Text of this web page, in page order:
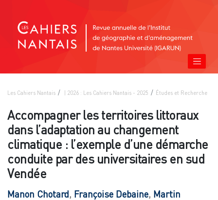
Les Cahiers Nantais | 2026 : Les Cahiers Nantais - 2025 Études et Recherche
Accompagner les territoires littoraux
dans l’adaptation au changement
climatique : l’exemple d’une démarche
conduite par des universitaires en sud
Vendée
Manon Chotard, Françoise Debaine, Martin